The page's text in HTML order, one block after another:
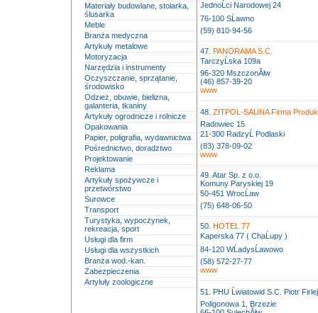
Materiały budowlane, stolarka,
ślusarka
Meble
Branża medyczna
Artykuły metalowe
Motoryzacja
Narzędzia i instrumenty
Oczyszczanie, sprzątanie,
środowisko
Odzież, obuwie, bielizna,
galanteria, tkaniny
Artykuły ogrodnicze i rolnicze
Opakowania
Papier, poligrafia, wydawnictwa
Pośrednictwo, doradztwo
Projektowanie
Reklama
Artykuły spożywcze i
przetwórstwo
Surowce
Transport
Turystyka, wypoczynek,
rekreacja, sport
Usługi dla firm
Usługi dla wszystkich
Branża wod.-kan.
Zabezpieczenia
Artyluły zoologiczne
JednoĹci Narodowej 24
76-100 SĹawno
(59) 810-94-56
47. PANORAMA S.C.
TarczyĹska 109a
96-320 MszczonĂłw
(46) 857-39-20
www
48. ZITPOL-SAUNA Firma
Radowiec 15
21-300 RadzyĹ Podlaski
(83) 378-09-02
www
49. Atar Sp. z o.o.
Komuny Paryskiej 19
50-451 WrocĹaw
(75) 648-06-50
50. HOTEL 77
Kaperska 77 ( ChaĹupy )
84-120 WĹadysĹawowo
(58) 572-27-77
www
51. PHU Ĺwiatowid S.C. Piotr
Poligonowa 1, Brzezie